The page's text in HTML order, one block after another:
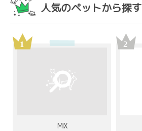
人気のペットから探す
MIX